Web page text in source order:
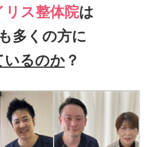
リス整体院は
多くの方に
いるのか？